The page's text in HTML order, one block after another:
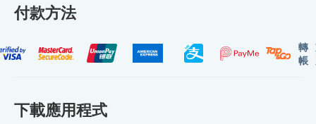
付款方法
轉
帳
下載應用程式